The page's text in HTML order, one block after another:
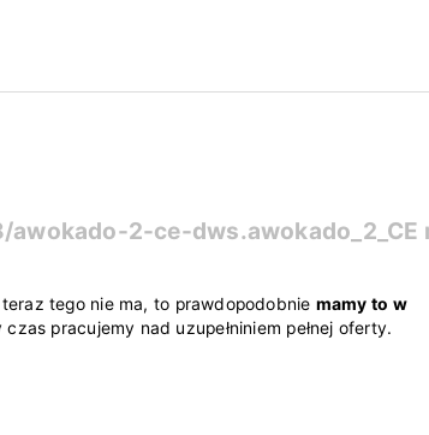
2-ce-dws.awokado_2_CE
tego nie ma, to prawdopodobnie mamy to w
pracujemy nad uzupełniniem pełnej oferty.